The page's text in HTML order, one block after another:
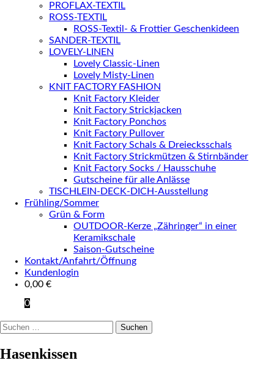
PROFLAX-TEXTIL
ROSS-TEXTIL
ROSS-Textil- & Frottier Geschenkideen
SANDER-TEXTIL
LOVELY-LINEN
Lovely Classic-Linen
Lovely Misty-Linen
KNIT FACTORY FASHION
Knit Factory Kleider
Knit Factory Strickjacken
Knit Factory Ponchos
Knit Factory Pullover
Knit Factory Schals & Dreiecksschals
Knit Factory Strickmützen & Stirnbänder
Knit Factory Socks / Hausschuhe
Gutscheine für alle Anlässe
TISCHLEIN-DECK-DICH-Ausstellung
Frühling/Sommer
Grün & Form
OUTDOOR-Kerze „Zähringer“ in einer
Keramikschale
Saison-Gutscheine
Kontakt/Anfahrt/Öffnung
Kundenlogin
0,00 €
0
Suchen
Hasenkissen